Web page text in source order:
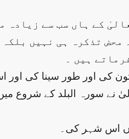
کے ہاں سب سے
محض تذکرہ ہی نہیں
ہیں ۔
کی اور طور سینا کی اور
سورہ البلد کے شروع میں
اس شہر کی۔